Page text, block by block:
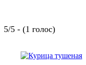
5/5 - (1 голос)